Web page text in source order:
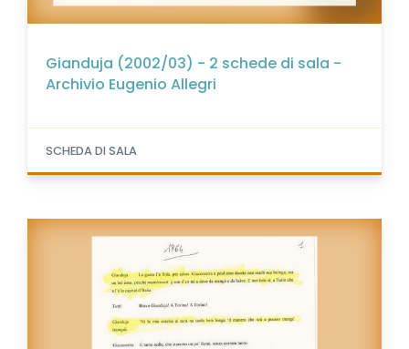
Gianduja (2002/03) - 2 schede di sala -
Archivio Eugenio Allegri
SCHEDA DI SALA